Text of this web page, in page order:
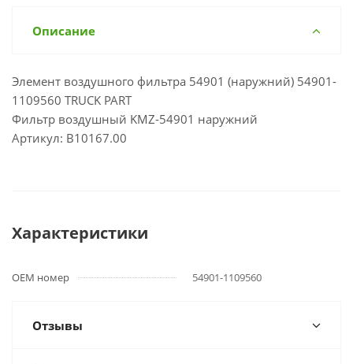
Описание
Элемент воздушного фильтра 54901 (наружний) 54901-
1109560 TRUCK PART
Фильтр воздушный KMZ-54901 наружний
Артикул: B10167.00
Характеристики
OEM номер 54901-1109560
Отзывы